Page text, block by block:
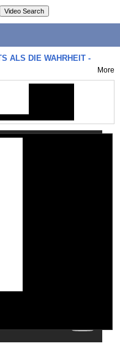
ALS DIE WAHRHEIT -
More